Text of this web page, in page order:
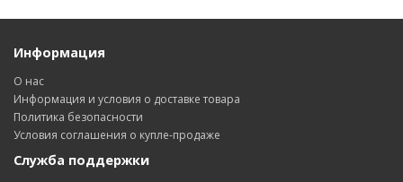
Информация
О нас
Информация и условия о доставке товара
Политика безопасности
Условия соглашения о купле-продаже
Служба поддержки